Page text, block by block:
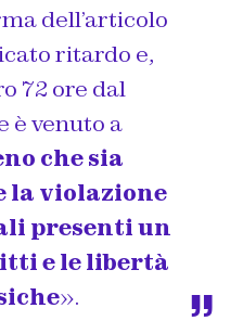
dell’articolo
ritardo e,
72 ore dal
è venuto a
che sia
la violazione
presenti un
e le libertà
».